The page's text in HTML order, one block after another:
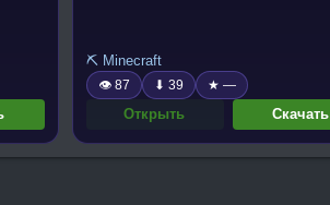
⛏️ Minecraft
👁 87 ⬇ 39 ★ —
Открыть Скачать